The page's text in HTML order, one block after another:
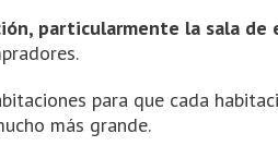
particularmente la sala de
para que cada
más grande.